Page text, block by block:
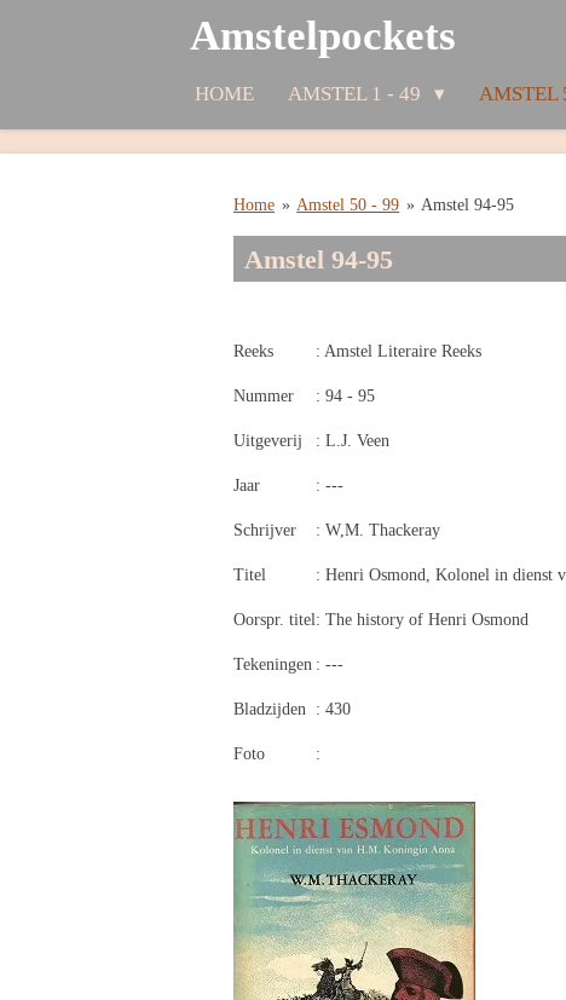
hoofdinhoud
Amstelpockets
HOME AMSTEL 1 - 49 AMSTEL
Home » Amstel 50 - 99 » Amstel 94-95
Amstel 94-95
Reeks : Amstel Literaire Reeks
Nummer : 94 - 95
Uitgeverij : L.J. Veen
Jaar : ---
Schrijver : W,M. Thackeray
Titel : Henri Osmond, Kolonel in dienst
Oorspr. titel : The history of Henri Osmond
Tekeningen : ---
Bladzijden : 430
Foto :